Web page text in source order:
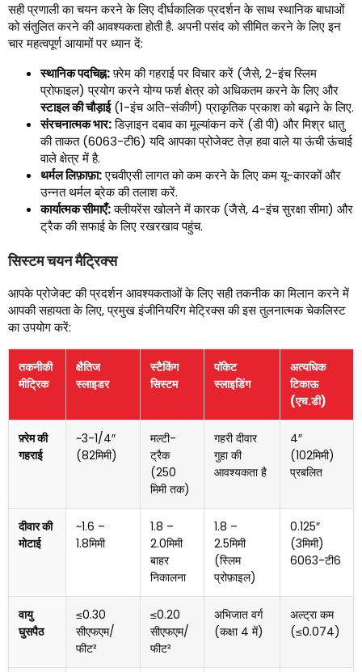
सही प्रणाली का चयन करने के लिए दीर्घकालिक प्रदर्शन के साथ स्थानिक बाधाओं
को संतुलित करने की आवश्यकता होती है. अपनी पसंद को सीमित करने के लिए इन
चार महत्वपूर्ण आयामों पर ध्यान दें:
स्थानिक पदचिह्न:फ़्रेम की गहराई पर विचार करें (जैसे, 2-इंच स्लिम
प्रोफाइल) प्रयोग करने योग्य फर्श क्षेत्र को अधिकतम करने के लिए और
स्टाइल की चौड़ाई(1-इंच अति-संकीर्ण) प्राकृतिक प्रकाश को बढ़ाने के लिए.
संरचनात्मक भार:डिज़ाइन दबाव का मूल्यांकन करें (डी पी) और मिश्र धातु
की ताकत (6063-टी6) यदि आपका प्रोजेक्ट तेज़ हवा वाले या ऊंची ऊंचाई
वाले क्षेत्र में है.
थर्मल लिफ़ाफ़ा:एचवीएसी लागत को कम करने के लिए कम यू-कारकों और
उन्नत थर्मल ब्रेक की तलाश करें.
कार्यात्मक सीमाएँ:क्लीयरेंस खोलने में कारक (जैसे, 4-इंच सुरक्षा सीमा) और
ट्रैक की सफाई के लिए रखरखाव पहुंच.
सिस्टम चयन मैट्रिक्स
आपके प्रोजेक्ट की प्रदर्शन आवश्यकताओं के लिए सही तकनीक का मिलान करने में
आपकी सहायता के लिए, प्रमुख इंजीनियरिंग मेट्रिक्स की इस तुलनात्मक चेकलिस्ट
का उपयोग करें:
तकनीकी
मीट्रिक
क्षैतिज
स्लाइडर
स्टैकिंग
सिस्टम
पॉकेट
स्लाइडिंग
अत्यधिक
टिकाऊ
(एच.डी)
फ़्रेम की
गहराई
~3-1/4″
(82मिमी)
मल्टी-
ट्रैक
(250
मिमी तक)
गहरी दीवार
गुहा की
आवश्यकता है
4″
(102मिमी)
प्रबलित
दीवार की
मोटाई
~1.6 –
1.8मिमी
1.8 –
2.0मिमी
बाहर
निकालना
1.8 –
2.5मिमी
(स्लिम
प्रोफ़ाइल)
0.125″
(3मिमी)
6063-टी6
वायु
घुसपैठ
≤0.30
सीएफएम/
फीट²
≤0.20
सीएफएम/
फीट²
अभिजात वर्ग
(कक्षा 4 में)
अल्ट्रा कम
(≤0.074)